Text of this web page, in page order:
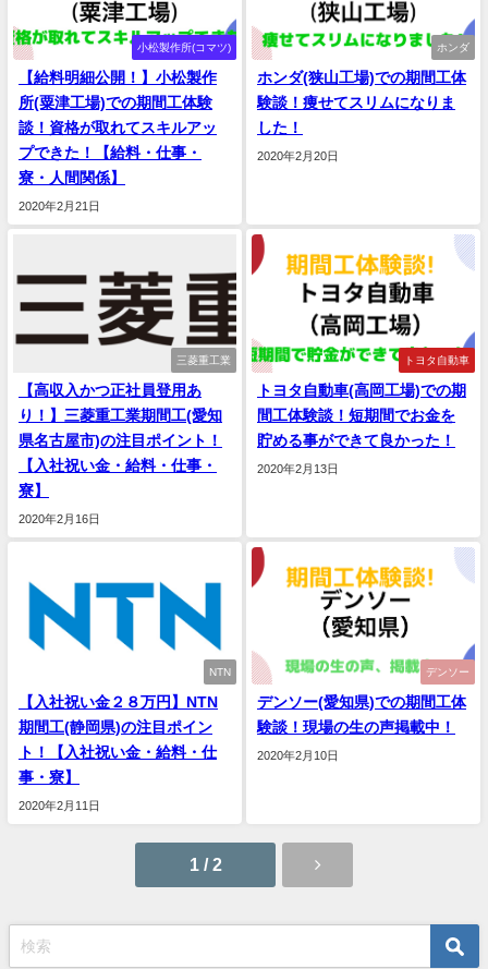
小松製作所(コマツ)
【給料明細公開！】小松製作
所(粟津工場)での期間工体験
談！資格が取れてスキルアッ
プできた！【給料・仕事・
寮・人間関係】
2020年2月21日
ホンダ
ホンダ(狭山工場)での期間工体
験談！痩せてスリムになりま
した！
2020年2月20日
三菱重工業
【高収入かつ正社員登用あ
り！】三菱重工業期間工(愛知
県名古屋市)の注目ポイント！
【入社祝い金・給料・仕事・
寮】
2020年2月16日
トヨタ自動車
トヨタ自動車(高岡工場)での期
間工体験談！短期間でお金を
貯める事ができて良かった！
2020年2月13日
NTN
【入社祝い金２８万円】NTN
期間工(静岡県)の注目ポイン
ト！【入社祝い金・給料・仕
事・寮】
2020年2月11日
デンソー
デンソー(愛知県)での期間工体
験談！現場の生の声掲載中！
2020年2月10日
1 / 2